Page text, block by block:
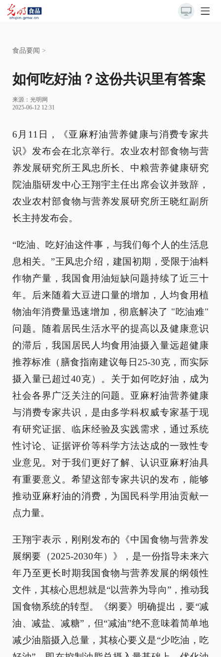
食品要闻 >
如何吃好油？这份共识里有答案
来源： 光明网
2025-06-12 12:31
6月11日，《亚麻籽油营养健康与消费专家共
识》发布会在北京举行。农业农村部食物与营
养发展研究所王凤忠所长、中粮营养健康研究
院油脂研发中心王翔宇主任出席会议并致辞，
农业农村部食物与营养发展研究所王晓红副所
长主持发布会。
“吃油、吃好油这件事，与我们每个人的生活息
息相关。”王凤忠介绍，建国初期，受限于油料
作物产量，我国食用油短缺问题持续了近三十
年。后来随着大豆进口量的增加，人均食用植
物油年消费量迅速增加，彻底解决了 "吃油难"
问题。随着居民生活水平的提高以及健康意识
的滞后，我国居民人均食用油摄入量远超健康
推荐标准（膳食指南建议每日25-30克，而实际
摄入量已超过40克）。关于如何吃好油，成为
社会各界广泛关注的问题。亚麻籽油营养健康
与消费专家共识，是由多学科权威专家基于现
有研究证据、临床经验及实践需求，通过系统
性讨论、证据评价等科学方法达成的一致性专
业意见。对于我们更好了解、认识亚麻籽油具
有重要意义。希望这部专家共识的发布，能够
推动亚麻籽油的消费，为国民科学用油贡献一
点力量。
王翔宇表示，刚刚发布的《中国食物与营养发
展纲要（2025-2030年）》，是一份指导未来六
年乃至更长时期我国食物与营养发展的纲领性
文件，其核心思想就是“以营养为导向”，推动我
国食物系统的转型。《纲要》明确提出，要“减
油、减盐、减糖”，但“减油”绝不意味着简单地
减少油脂摄入总量，其核心要义是“少吃油，吃